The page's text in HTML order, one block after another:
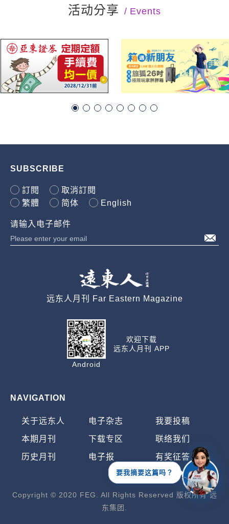
活动分享 Events
SUBSCRIBE
訂閱
取消訂閱
繁體
简体 English
请输入电子邮件
远东人月刊 Far Eastern Magazine
Android
欢迎下载
远东人月刊 APP
NAVIGATION
关于远东人 电子杂志 我要投稿
本期月刊 下载专区 联络我们
历史月刊 电子报 有奖征答
Copyright © 2020 FEG. All Rights Reserved 版权所有 远
东集团.
要我摘要这篇吗？